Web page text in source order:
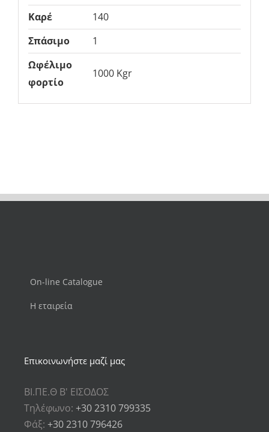
Καρέ
140
Σπάσιμο
1
Ωφέλιμο
φορτίο
1000 Kgr
On-line Catalogue
Η εταιρεία
Επικοινωνήστε μαζί μας
ΒΙ.ΠΕ.Θ Β' ΕΙΣΟΔΟΣ
Τηλέφωνο: +30 2310 799335
Φάξ: +30 2310 796426